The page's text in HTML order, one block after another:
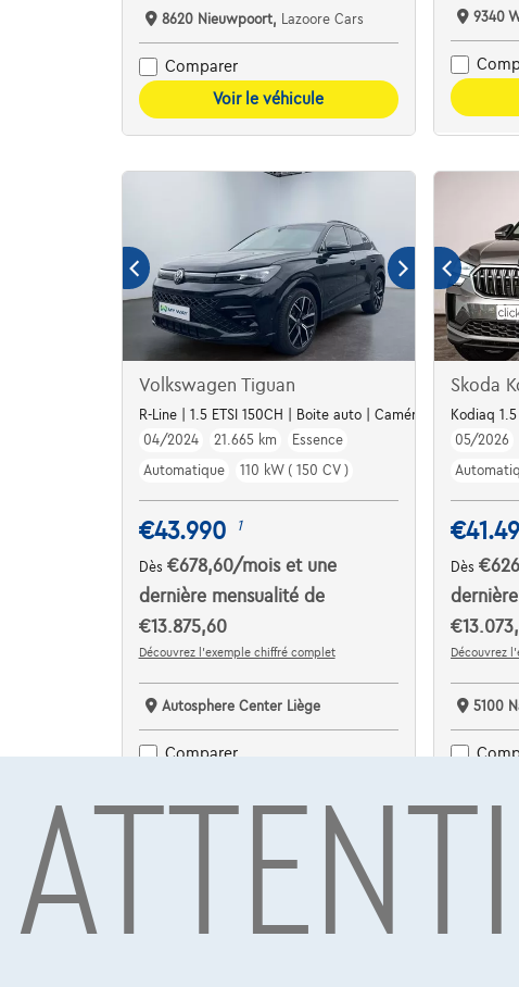
8620 Nieuwpoort, Lazoore Cars
Comparer
Voir le véhicule
9340
Volkswagen Tiguan
R-Line | 1.5 ETSI 150CH | Boite auto | Caméra | Carplay |
04/2024
21.665 km
Essence
Automatique
110 kW ( 150 CV )
€43.990 1
Dès €678,60/mois et une
dernière mensualité de
€13.875,60
Découvrez l’exemple chiffré complet
Autosphere Center Liège
Comparer
Skoda
Kodiaq
05/2026
Dès
Découvrez
5100